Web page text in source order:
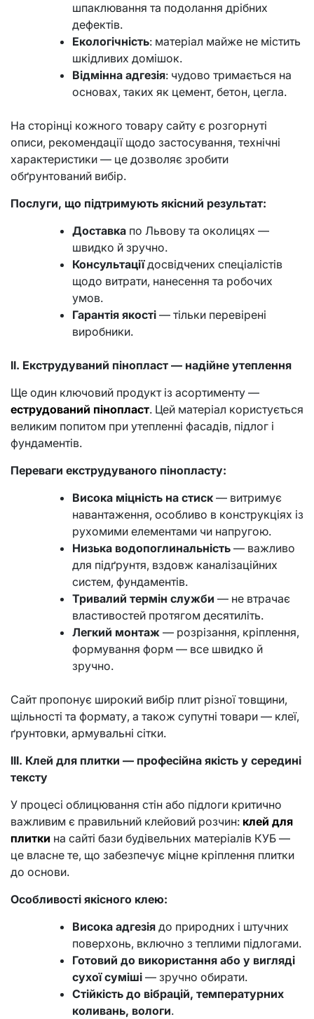
шпаклювання та подолання дрібних
дефектів.
Екологічність: матеріал майже не містить
шкідливих домішок.
Відмінна адгезія: чудово тримається на
основах, таких як цемент, бетон, цегла.
На сторінці кожного товару сайту є розгорнуті
описи, рекомендації щодо застосування, технічні
характеристики — це дозволяє зробити
обґрунтований вибір.
Послуги, що підтримують якісний результат:
Доставка по Львову та околицях —
швидко й зручно.
Консультаціїдосвідчених спеціалістів
щодо витрати, нанесення та робочих
умов.
Гарантія якості — тільки перевірені
виробники.
ІІ. Екструдуваний пінопласт — надійне утеплення
Ще один ключовий продукт із асортименту —
еструдований пінопласт. Цей матеріал користується
великим попитом при утепленні фасадів, підлог і
фундаментів.
Переваги екструдуваного пінопласту:
Висока міцність на стиск — витримує
навантаження, особливо в конструкціях із
рухомими елементами чи напругою.
Низька водопоглинальність — важливо
для підґрунтя, вздовж каналізаційних
систем, фундаментів.
Тривалий термін служби — не втрачає
властивостей протягом десятиліть.
Легкий монтаж — розрізання, кріплення,
формування форм — все швидко й
зручно.
Сайт пропонує широкий вибір плит різної товщини,
щільності та формату, а також супутні товари — клеї,
ґрунтовки, армувальні сітки.
ІІІ. Клей для плитки — професійна якість у середині
тексту
У процесі облицювання стін або підлоги критично
важливим є правильний клейовий розчин: клей для
плитки на сайті бази будівельних матеріалів КУБ —
це власне те, що забезпечує міцне кріплення плитки
до основи.
Особливості якісного клею:
Висока адгезія до природних і штучних
поверхонь, включно з теплими підлогами.
Готовий до використання або у вигляді
сухої суміші — зручно обирати.
Стійкість до вібрацій, температурних
коливань, вологи.